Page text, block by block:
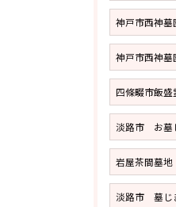
神戸市西神墓
神戸市西神
四條畷市飯盛
淡路市 お墓
岩屋茶間墓
淡路市 墓じ